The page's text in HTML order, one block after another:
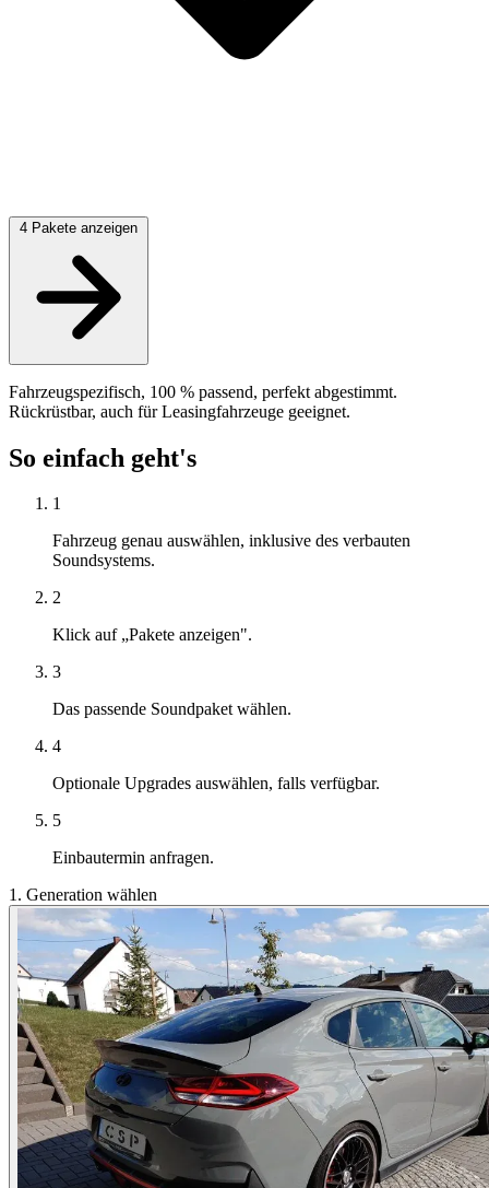
4 Pakete anzeigen
Fahrzeugspezifisch, 100 % passend, perfekt abgestimmt.
Rückrüstbar, auch für Leasingfahrzeuge geeignet.
So einfach geht's
1
Fahrzeug genau auswählen, inklusive des verbauten
Soundsystems.
2
Klick auf „Pakete anzeigen".
3
Das passende Soundpaket wählen.
4
Optionale Upgrades auswählen, falls verfügbar.
5
Einbautermin anfragen.
1. Generation wählen